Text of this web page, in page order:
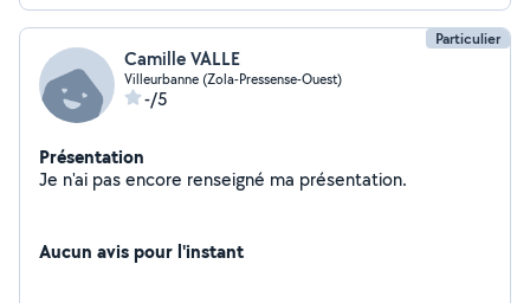
Particulier
Camille VALLE
Villeurbanne (Zola-Pressense-Ouest)
-/5
Présentation
Je n'ai pas encore renseigné ma présentation.
Aucun avis pour l'instant